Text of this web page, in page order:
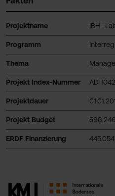
Projektname IBH-
Programm
Thema
Projekt Index-Nummer ABH042
Projektdauer
Projekt Budget
ERDF Finanzierung